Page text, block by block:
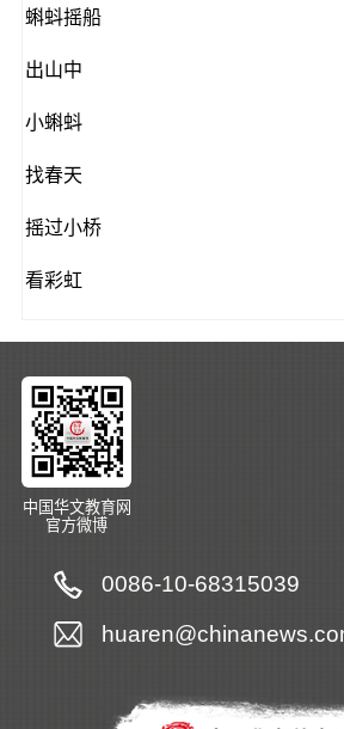
蝌蚪摇船
出山中
小蝌蚪
找春天
摇过小桥
看彩虹
中国华文教育网
官方微博
0086-10-68315039